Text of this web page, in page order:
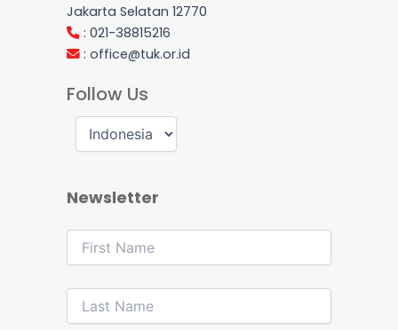
Jakarta Selatan 12770
: 021-38815216
: office@tuk.or.id
Follow Us
Newsletter